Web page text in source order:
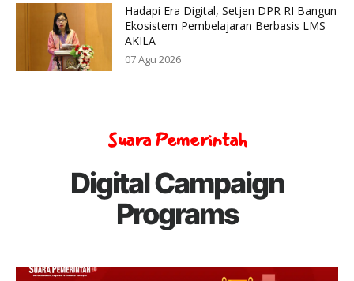
Hadapi Era Digital, Setjen DPR RI Bangun
Ekosistem Pembelajaran Berbasis LMS
AKILA
07 Agu 2026
Suara Pemerintah
Digital Campaign
Programs